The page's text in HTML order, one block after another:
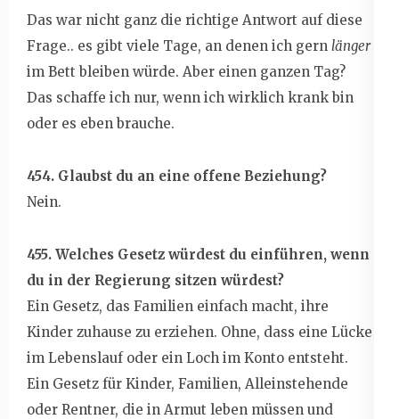
Das war nicht ganz die richtige Antwort auf diese
Frage.. es gibt viele Tage, an denen ich gern länger
im Bett bleiben würde. Aber einen ganzen Tag?
Das schaffe ich nur, wenn ich wirklich krank bin
oder es eben brauche.
454. Glaubst du an eine offene Beziehung?
Nein.
455. Welches Gesetz würdest du einführen, wenn
du in der Regierung sitzen würdest?
Ein Gesetz, das Familien einfach macht, ihre
Kinder zuhause zu erziehen. Ohne, dass eine Lücke
im Lebenslauf oder ein Loch im Konto entsteht.
Ein Gesetz für Kinder, Familien, Alleinstehende
oder Rentner, die in Armut leben müssen und